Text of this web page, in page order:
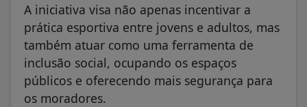
A iniciativa visa não apenas incentivar a
prática esportiva entre jovens e adultos, mas
também atuar como uma ferramenta de
inclusão social, ocupando os espaços
públicos e oferecendo mais segurança para
os moradores.